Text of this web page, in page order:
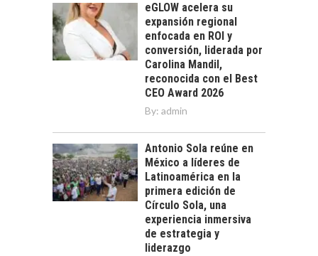
eGLOW acelera su
expansión regional
enfocada en ROI y
conversión, liderada por
Carolina Mandil,
reconocida con el Best
CEO Award 2026
By: admin
Antonio Sola reúne en
México a líderes de
Latinoamérica en la
primera edición de
Círculo Sola, una
experiencia inmersiva
de estrategia y
liderazgo